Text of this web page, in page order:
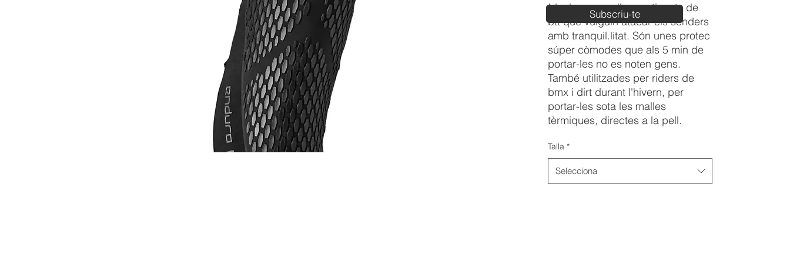
Ideal per aquells practicants de
btt que vulguin atacar els senders
amb tranquil.litat. Són unes protec
súper còmodes que als 5 min de
portar-les no es noten gens.
També utilitzades per riders de
bmx i dirt durant l'hivern, per
portar-les sota les malles
tèrmiques, directes a la pell.
Talla *
Selecciona
Subscriu-te